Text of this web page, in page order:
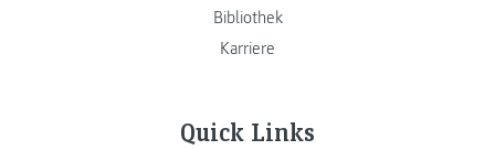
Bibliothek
Karriere
Quick Links